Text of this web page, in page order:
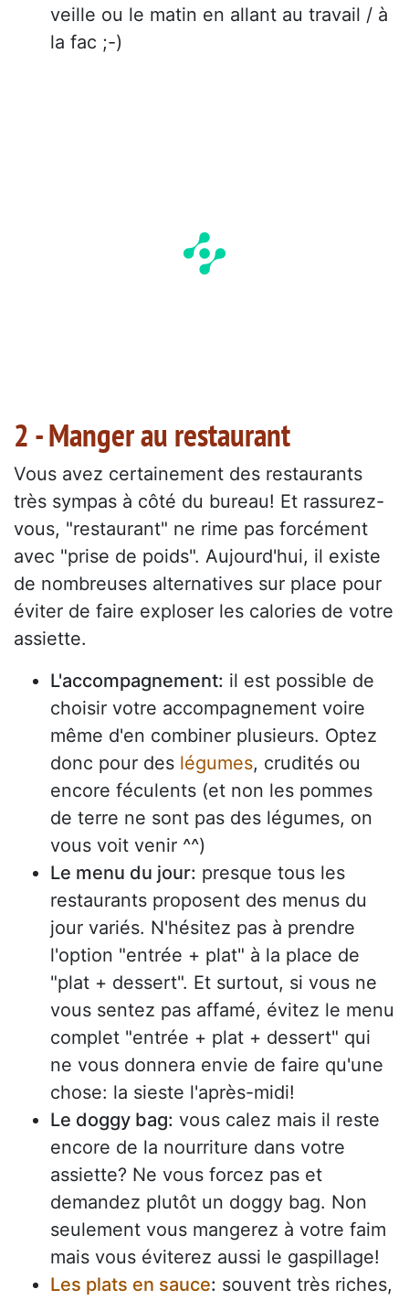
veille ou le matin en allant au travail / à
la fac ;-)
2 - Manger au restaurant
Vous avez certainement des restaurants
très sympas à côté du bureau! Et rassurez-
vous, "restaurant" ne rime pas forcément
avec "prise de poids". Aujourd'hui, il existe
de nombreuses alternatives sur place pour
éviter de faire exploser les calories de votre
assiette.
L'accompagnement: il est possible de
choisir votre accompagnement voire
même d'en combiner plusieurs. Optez
donc pour des légumes, crudités ou
encore féculents (et non les pommes
de terre ne sont pas des légumes, on
vous voit venir ^^)
Le menu du jour: presque tous les
restaurants proposent des menus du
jour variés. N'hésitez pas à prendre
l'option "entrée + plat" à la place de
"plat + dessert". Et surtout, si vous ne
vous sentez pas affamé, évitez le menu
complet "entrée + plat + dessert" qui
ne vous donnera envie de faire qu'une
chose: la sieste l'après-midi!
Le doggy bag: vous calez mais il reste
encore de la nourriture dans votre
assiette? Ne vous forcez pas et
demandez plutôt un doggy bag. Non
seulement vous mangerez à votre faim
mais vous éviterez aussi le gaspillage!
Les plats en sauce: souvent très riches,